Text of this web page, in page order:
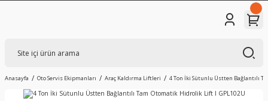
Anasayfa Oto Servis Ekipmanları Araç Kaldırma Liftleri 4 Ton İki Sütunlu Üstten Bağlantılı